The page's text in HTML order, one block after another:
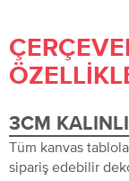
3CM
Tüm kanvas
sipariş edebilir